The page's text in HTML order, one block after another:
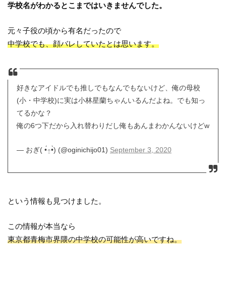
学校名がわかるとこまではいきませんでした。
元々子役の頃から有名だったので
中学校でも、顔バレしていたとは思います。
好きなアイドルでも推しでもなんでもないけど、俺の母校
(小・中学校)に実は小林星蘭ちゃんいるんだよね。でも知っ
てるかな？
俺の6つ下だから入れ替わりだし俺もあんまわかんないけどw
— おぎ( •́⍛•̀) (@oginichijo01) September 3, 2020
という情報も見つけました。
この情報が本当なら
東京都青梅市界隈の中学校の可能性が高いですね。